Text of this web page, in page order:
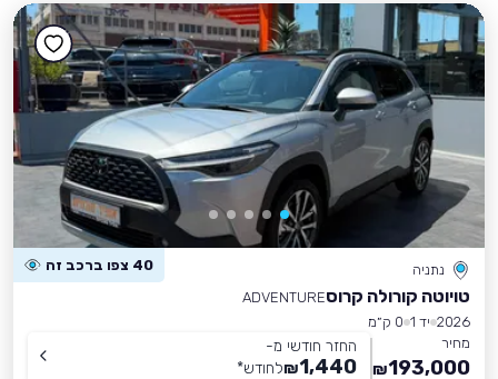
נתניה 40 צפו ברכב זה
טויוטה קורולה קרוסADVENTURE
2026 יד 1
0 ק״מ
מחיר
193,000
₪
החזר חודשי מ-
1,440
₪לחודש*